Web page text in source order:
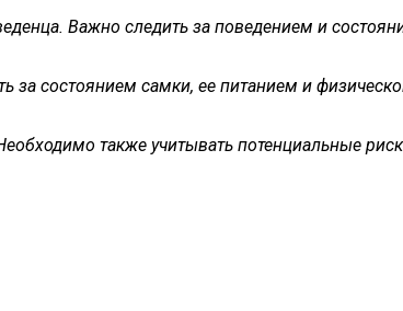
Важно следить за поведением и
за состоянием самки, ее питанием и
также учитывать потенциальные